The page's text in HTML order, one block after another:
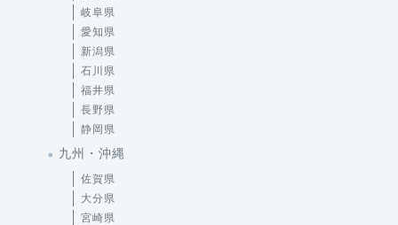
岐阜県
愛知県
新潟県
石川県
福井県
長野県
静岡県
九州・沖縄
佐賀県
大分県
宮崎県